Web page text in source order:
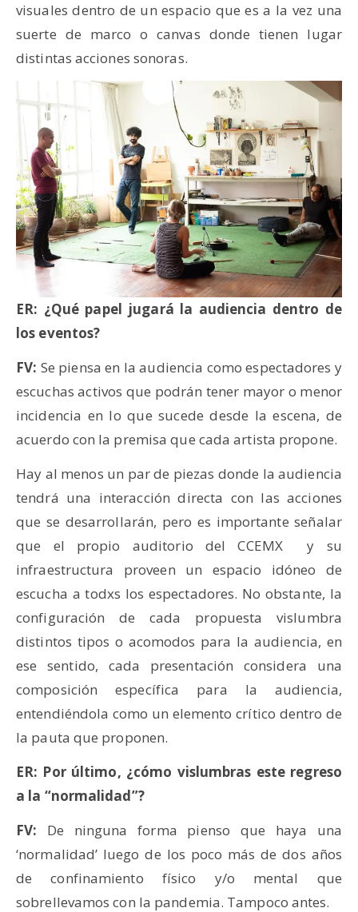
visuales dentro de un espacio que es a la vez una
suerte de marco o canvas donde tienen lugar
distintas acciones sonoras.
ER: ¿Qué papel jugará la audiencia dentro de
los eventos?
FV: Se piensa en la audiencia como espectadores y
escuchas activos que podrán tener mayor o menor
incidencia en lo que sucede desde la escena, de
acuerdo con la premisa que cada artista propone.
Hay al menos un par de piezas donde la audiencia
tendrá una interacción directa con las acciones
que se desarrollarán, pero es importante señalar
que el propio auditorio del CCEMX y su
infraestructura proveen un espacio idóneo de
escucha a todxs los espectadores. No obstante, la
configuración de cada propuesta vislumbra
distintos tipos o acomodos para la audiencia, en
ese sentido, cada presentación considera una
composición específica para la audiencia,
entendiéndola como un elemento crítico dentro de
la pauta que proponen.
ER: Por último, ¿cómo vislumbras este regreso
a la “normalidad”?
FV: De ninguna forma pienso que haya una
‘normalidad’ luego de los poco más de dos años
de confinamiento físico y/o mental que
sobrellevamos con la pandemia. Tampoco antes.